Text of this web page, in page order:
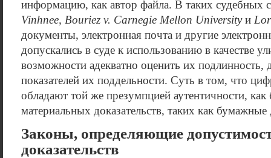
информацию, как автор файла. В таких судебных
Vinhnee, Bouriez v. Carnegie Mellon Universityи
документы, электронная почта и другие
допускались в суде к использованию в качестве
возможности адекватно оценить их подлинность,
показателей их поддельности. Суть в том, что
обладают той же презумпцией аутентичности,
материальных доказательств, таких как
Законы, определяющие
доказательств